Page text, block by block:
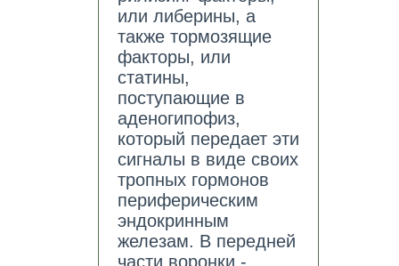
или либерины, а
также тормозящие
факторы, или
статины,
поступающие в
аденогипофиз,
который передает эти
сигналы в виде своих
тропных гормонов
периферическим
эндокринным
железам. В передней
части воронки -